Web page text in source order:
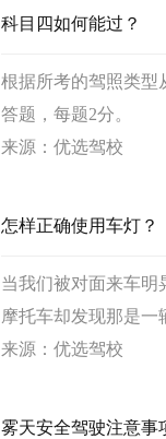
科目四如何能过？
根据所考的驾照类型
答题，每题2分。
来源：优选驾校
怎样正确使用车灯？
当我们被对面来车明
摩托车却发现那是一
然亮起倒车灯却在往
车辆灯光系统的质量
来源：优选驾校
雾天安全驾驶注意事